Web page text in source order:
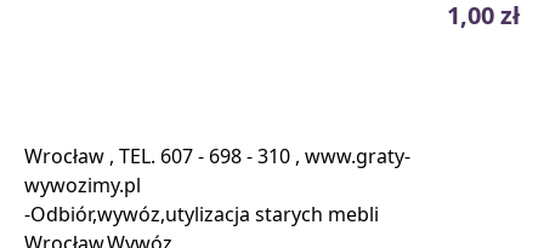
1,00 zł
Wrocław , TEL. 607 - 698 - 310 , www.graty-
wywozimy.pl
-Odbiór,wywóz,utylizacja starych mebli